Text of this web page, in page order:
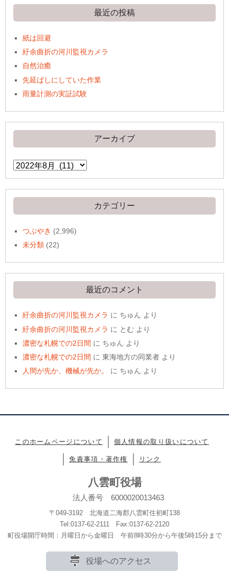
最近の投稿
紙は回避
紆余曲折の河川監視カメラ
自然治癒
先延ばしにしていた作業
雨量計測の実証試験
アーカイブ
ア
ー
イ
ブ
カテゴリー
つぶやき (2,996)
未分類 (22)
最近のコメント
紆余曲折の河川監視カメラ に ちゅん より
紆余曲折の河川監視カメラ に とむ より
濃密な札幌での2日間 に ちゅん より
濃密な札幌での2日間 に東海地方の同業者 より
人間が先か、機械が先か。
に ちゅん より
このホームページについて 個人情報の取り扱いについて
免責事項・著作権 リンク
八雲町役場
法人番号 6000020013463
〒049-3192 北海道二海郡八雲町住初町138
Tel:0137-62-2111 Fax:0137-62-2120
町役場開庁時間：月曜日から金曜日 午前8時30分から午後5時15分まで
役場へのアクセス